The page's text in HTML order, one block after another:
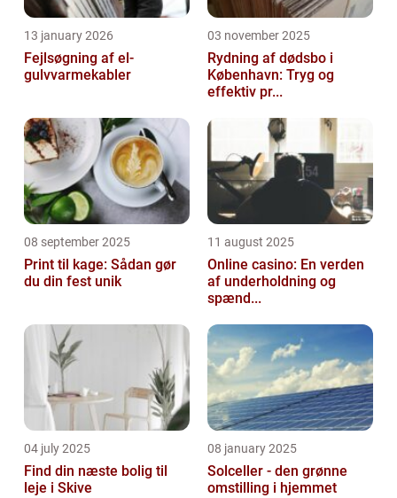
13 january 2026
Fejlsøgning af el-
gulvvarmekabler
03 november 2025
Rydning af dødsbo i
København: Tryg og
effektiv pr...
08 september 2025
Print til kage: Sådan gør
du din fest unik
11 august 2025
Online casino: En verden
af underholdning og
spænd...
04 july 2025
Find din næste bolig til
leje i Skive
08 january 2025
Solceller - den grønne
omstilling i hjemmet